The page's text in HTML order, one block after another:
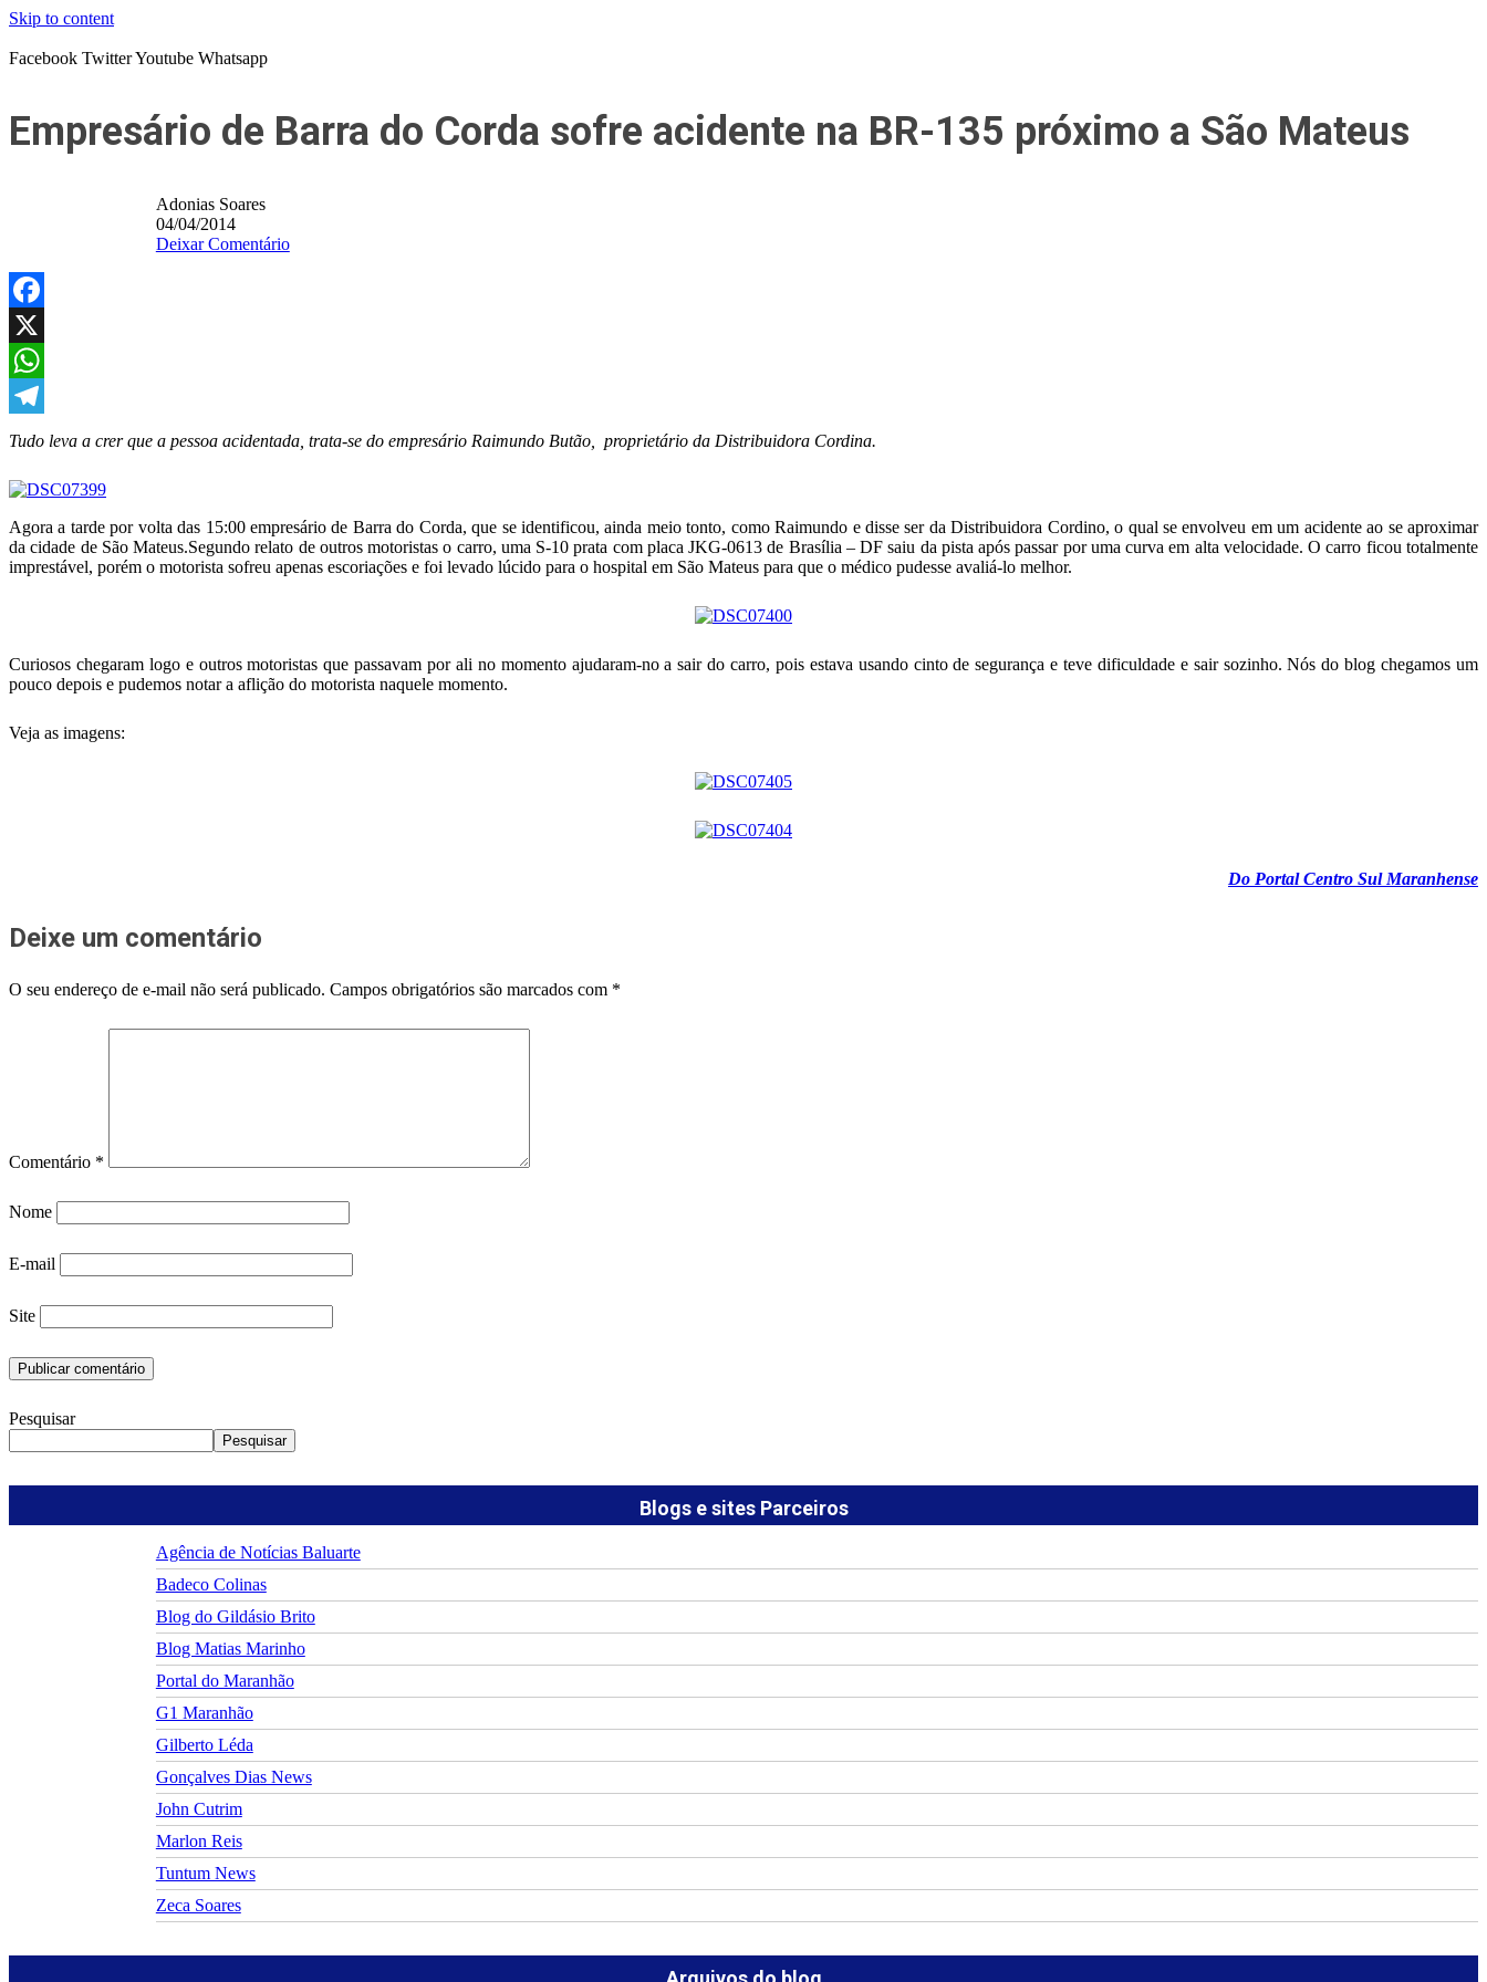
Skip to content
Facebook TwitterYoutube Whatsapp
Empresário de Barra do Corda sofre acidente na BR-135 próximo a São Mateus
Adonias Soares
04/04/2014
Deixar Comentário
Facebook
X
WhatsApp
Telegram
Tudo leva a crer que a pessoa acidentada, trata-se do empresário Raimundo Butão, proprietário da Distribuidora Cordina.
Agora a tarde por volta das 15:00 empresário de Barra do Corda, que se identificou, ainda meio tonto, como Raimundo e disse ser da Distribuidora Cordino, o qual se envolveu em um acidente ao se aproximar
da cidade de São Mateus.Segundo relato de outros motoristas o carro, uma S-10 prata com placa JKG-0613 de Brasília – DF saiu da pista após passar por uma curva em alta velocidade. O carro ficou totalmente
imprestável, porém o motorista sofreu apenas escoriações e foi levado lúcido para o hospital em São Mateus para que o médico pudesse avaliá-lo melhor.
Curiosos chegaram logo e outros motoristas que passavam por ali no momento ajudaram-no a sair do carro, pois estava usando cinto de segurança e teve dificuldade e sair sozinho. Nós do blog chegamos um
pouco depois e pudemos notar a aflição do motorista naquele momento.
Veja as imagens:
Do Portal Centro Sul Maranhense
Deixe um comentário
O seu endereço de e-mail não será publicado. Campos obrigatórios são marcados com *
Comentário *
Nome
E-mail
Site
Pesquisar
Pesquisar
Blogs e sites Parceiros
Agência de Notícias Baluarte
Badeco Colinas
Blog do Gildásio Brito
Blog Matias Marinho
Portal do Maranhão
G1 Maranhão
Gilberto Léda
Gonçalves Dias News
John Cutrim
Marlon Reis
Tuntum News
Zeca Soares